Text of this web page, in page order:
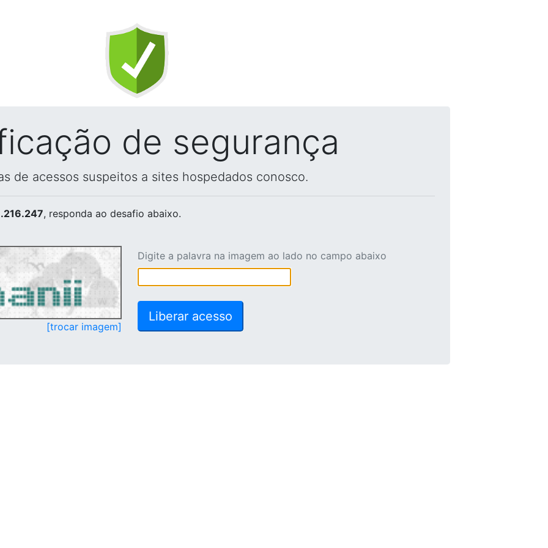
de segurança
de acessos suspeitos a sites hospedados conosco.
, responda ao desafio abaixo.
[trocar imagem]
Digite a palavra na imagem ao lado no campo abaixo